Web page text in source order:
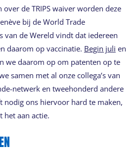
de TRIPS waiver worden deze
bij de World Trade
van de Wereld vindt dat iedereen
daarom op vaccinatie. Begin juli en
we daarom op om patenten op te
samen met al onze collega’s van
netwerk en tweehonderd andere
nodig ons hiervoor hard te maken,
aan actie.